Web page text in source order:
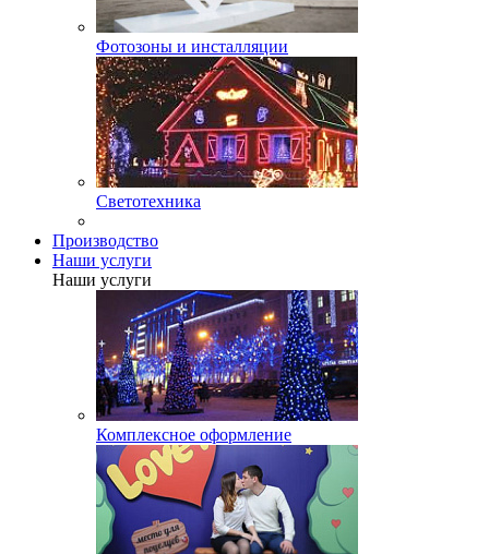
Фотозоны и инсталляции
Светотехника
Производство
Наши услуги
Наши услуги
Комплексное оформление